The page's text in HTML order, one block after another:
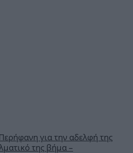
για την αδελφή της
της βήμα –